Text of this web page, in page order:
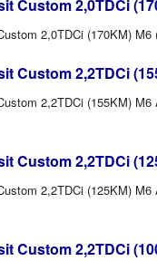
Custom 2,0TDCi
2,0TDCi (170KM)
Custom 2,2TDCi
2,2TDCi (155KM)
Custom 2,2TDCi
2,2TDCi (125KM)
Custom 2,2TDCi